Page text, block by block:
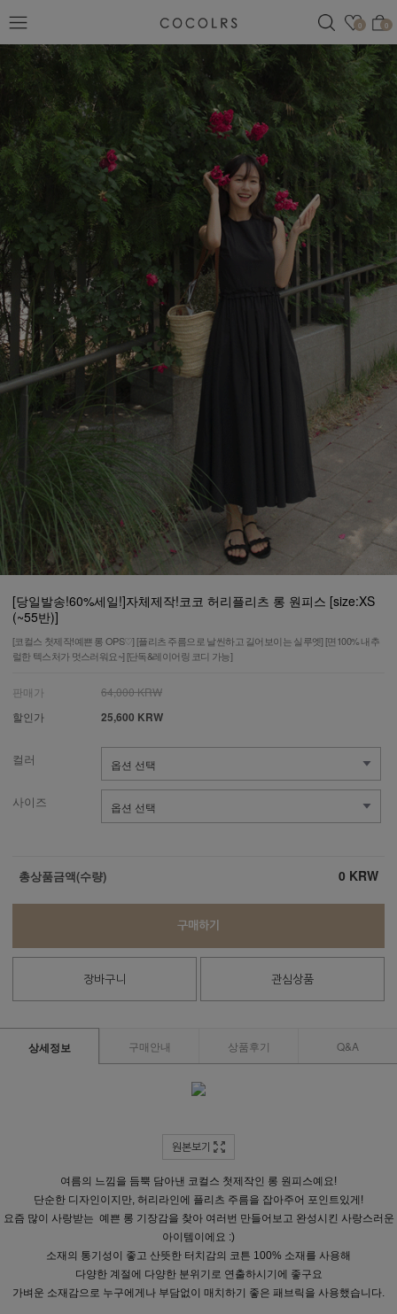
관심
0 0
검색
[당일발송!60%세일!]자체제작!코코 허리플리츠 롱 원피스 [size:XS
(~55반)]
[코컬스 첫제작!예쁜 롱 OPS♡] [플리츠 주름으로 날씬하고 길어보이는 실루엣] [면100% 내추
럴한 텍스처가 멋스러워요~] [단독&레이어링 코디 가능]
판매가
64,000 KRW
할인가
25,600 KRW
컬러
사이즈
총상품금액(수량) 0 KRW
구매하기
장바구니 관심상품
상세정보 구매안내 상품후기 Q&A
원본보기
여름의 느낌을 듬뿍 담아낸 코컬스 첫제작인 롱 원피스예요!
단순한 디자인이지만, 허리라인에 플리츠 주름을 잡아주어 포인트있게!
요즘 많이 사랑받는 예쁜 롱 기장감을 찾아 여러번 만들어보고 완성시킨 사랑스러운
아이템이에요 :)
소재의 통기성이 좋고 산뜻한 터치감의 코튼 100% 소재를 사용해
다양한 계절에 다양한 분위기로 연출하시기에 좋구요
가벼운 소재감으로 누구에게나 부담없이 매치하기 좋은 패브릭을 사용했습니다.